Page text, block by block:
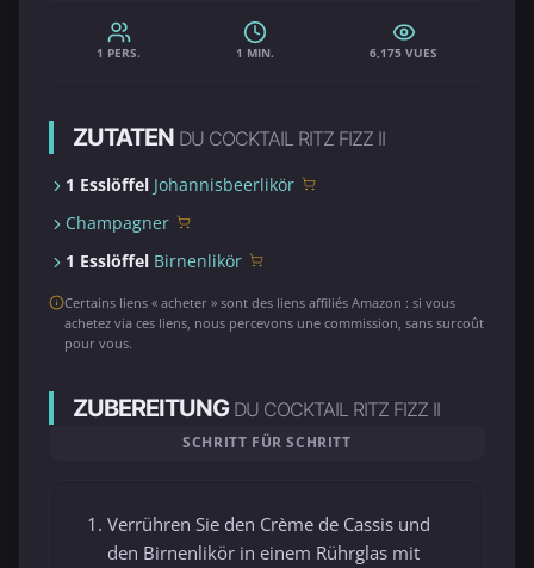
1 PERS. 1 MIN. 6,175 VUES
ZUTATEN DU COCKTAIL RITZ FIZZ II
1 Esslöffel Johannisbeerlikör
Champagner
1 Esslöffel Birnenlikör
Certains liens « acheter » sont des liens affiliés Amazon : si vous
achetez via ces liens, nous percevons une commission, sans surcoût
pour vous.
ZUBEREITUNG DU COCKTAIL RITZ FIZZ II
SCHRITT FÜR SCHRITT
Verrühren Sie den Crème de Cassis und
den Birnenlikör in einem Rührglas mit